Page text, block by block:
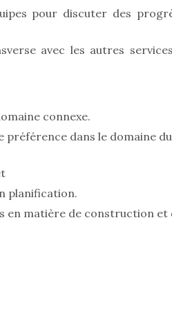
pour discuter des
avec les autres
connexe.
préférence dans le domaine
planification.
en matière de construction et